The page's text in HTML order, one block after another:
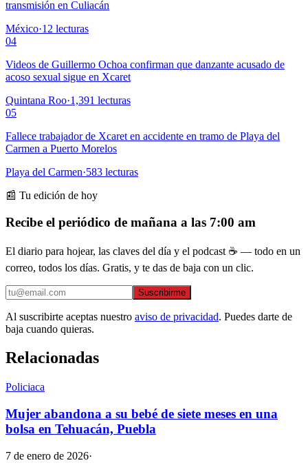
transmisión en Culiacán
México·12 lecturas
04
Videos de Guillermo Ochoa confirman que danzante acusado de
acoso sexual sigue en Xcaret
Quintana Roo·1,391 lecturas
05
Fallece trabajador de Xcaret en accidente en tramo de Playa del
Carmen a Puerto Morelos
Playa del Carmen·583 lecturas
📰 Tu edición de hoy
Recibe el periódico de mañana a las 7:00 am
El diario para hojear, las claves del día y el podcast ☕ — todo en un
correo, todos los días. Gratis, y te das de baja con un clic.
Suscribirme
Al suscribirte aceptas nuestro aviso de privacidad. Puedes darte de
baja cuando quieras.
Relacionadas
Policiaca
Mujer abandona a su bebé de siete meses en una
bolsa en Tehuacán, Puebla
7 de enero de 2026·